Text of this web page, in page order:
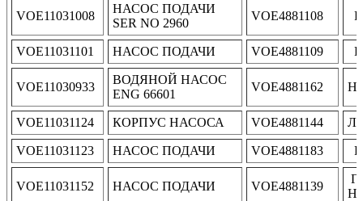
VOE11031008
НАСОС ПОДАЧИ
SER NO 2960
VOE4881108
VOE11031101 НАСОС ПОДАЧИ VOE4881109
VOE11030933
ВОДЯНОЙ НАСОС
ENG 66601
VOE4881162
VOE11031124 КОРПУС НАСОСА VOE4881144
VOE11031123 НАСОС ПОДАЧИ VOE4881183
VOE11031152 НАСОС ПОДАЧИ VOE4881139